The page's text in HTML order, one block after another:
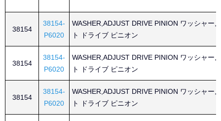
38154
38154-
P6020
WASHER,ADJUST DRIVE PINION ワッシャー,
ト ドライブ ピニオン
38154
38154-
P6020
WASHER,ADJUST DRIVE PINION ワッシャー,
ト ドライブ ピニオン
38154
38154-
P6020
WASHER,ADJUST DRIVE PINION ワッシャー,
ト ドライブ ピニオン